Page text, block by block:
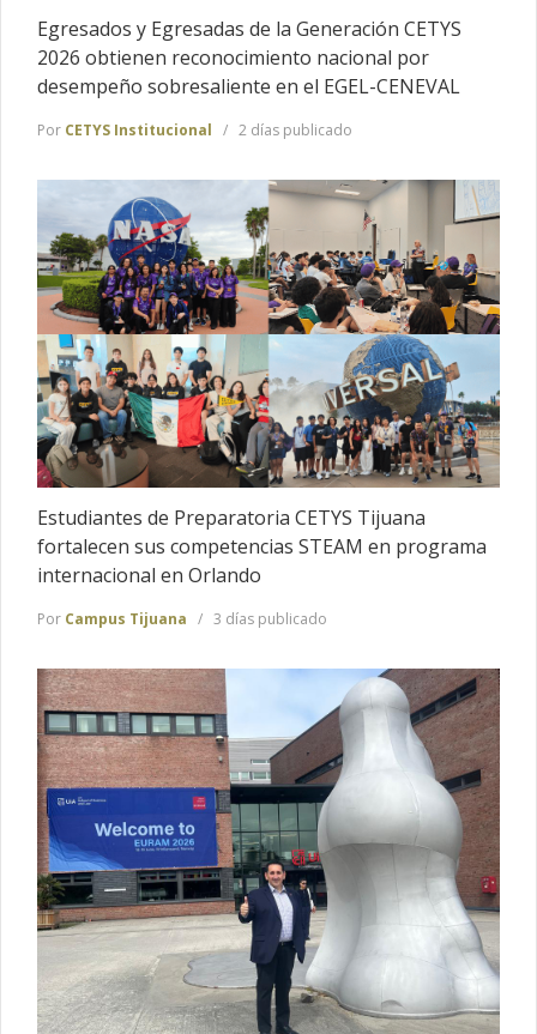
Egresados y Egresadas de la Generación CETYS
2026 obtienen reconocimiento nacional por
desempeño sobresaliente en el EGEL-CENEVAL
Por CETYS Institucional 2 días publicado
Estudiantes de Preparatoria CETYS Tijuana
fortalecen sus competencias STEAM en programa
internacional en Orlando
Por Campus Tijuana 3 días publicado